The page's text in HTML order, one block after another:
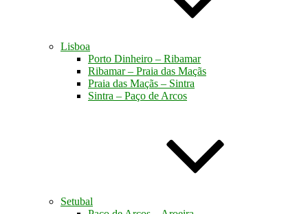
Lisboa
Porto Dinheiro – Ribamar
Ribamar – Praia das Maçãs
Praia das Maçãs – Sintra
Sintra – Paço de Arcos
Setubal